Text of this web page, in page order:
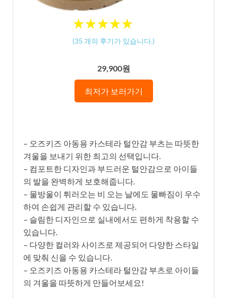
★★★★★
★★★★★
(35 개의 후기가 있습니다.)
29,900원
최저가 보러가기
– 오즈키즈 아동용 카스테라 털안감 부츠는 따뜻한
겨울을 보내기 위한 최고의 선택입니다.
– 컴포트한 디자인과 부드러운 털안감으로 아이들
의 발을 완벽하게 보호해줍니다.
– 물방울이 튀러오는 비 오는 날에도 물빠짐이 우수
하여 손쉽게 관리할 수 있습니다.
– 슬림한 디자인으로 실내에서도 편하게 착용할 수
있습니다.
– 다양한 컬러와 사이즈로 제공되어 다양한 스타일
에 맞춰 신을 수 있습니다.
– 오즈키즈 아동용 카스테라 털안감 부츠로 아이들
의 겨울을 따뜻하게 만들어보세요!